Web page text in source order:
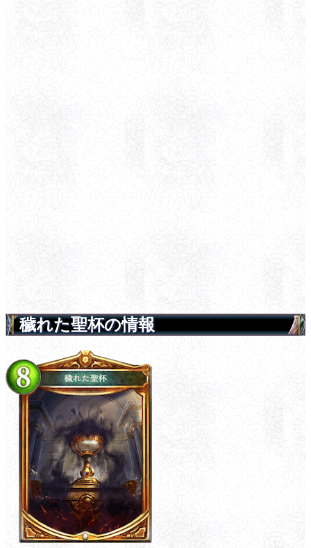
穢れた聖杯の情報